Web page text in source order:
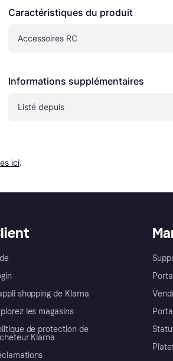
Caractéristiques du produit
Accessoires RC
Informations supplémentaires
Listé depuis
ici.
shopping de Klarna
les magasins
de protection de
Klarna